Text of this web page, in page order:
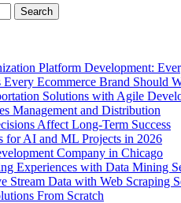
Platform Development:
Ecommerce Brand Should
Solutions with Agile
Management and Distribution
Affect Long-Term Success
for AI and ML Projects in 2026
Company in Chicago
Experiences with Data Mining
Stream Data with Web Scraping
From Scratch